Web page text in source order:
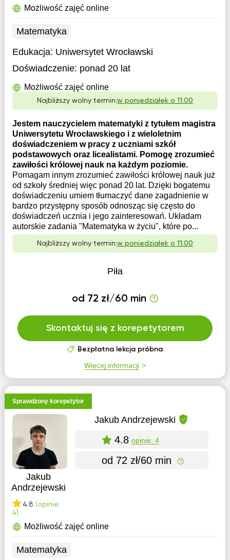
Możliwość zajęć online
Matematyka
Edukacja: Uniwersytet Wrocławski
Doświadczenie: ponad 20 lat
Możliwość zajęć online
Najbliższy wolny termin:w poniedziałek o 11:00
Jestem nauczycielem matematyki z tytułem magistra
Uniwersytetu Wrocławskiego i z wieloletnim
doświadczeniem w pracy z uczniami szkół
podstawowych oraz licealistami. Pomogę zrozumieć
zawiłości królowej nauk na każdym poziomie.
Pomagam innym zrozumieć zawiłości królowej nauk już
od szkoły średniej więc ponad 20 lat. Dzięki bogatemu
doświadczeniu umiem tłumaczyć dane zagadnienie w
bardzo przystępny sposób odnosząc się często do
doświadczeń ucznia i jego zainteresowań. Układam
autorskie zadania "Matematyka w życiu", które po...
Najbliższy wolny termin:w poniedziałek o 11:00
Piła
od 72 zł/60 min
Skontaktuj się z korepetytorem
Bezpłatna lekcja próbna
Więcej informacji
Sprawdzony korepetytor
Jakub
Andrzejewski
4.8 (opinie:
4)
Jakub Andrzejewski
4.8 opinie: 4
od 72 zł/60 min
Możliwość zajęć online
Matematyka